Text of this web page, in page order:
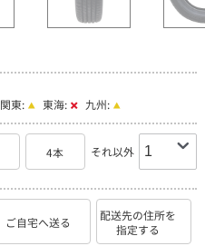
関東: 東海: 九州:
4本 それ以外
ご自宅へ送る
配送先の住所を
指定する